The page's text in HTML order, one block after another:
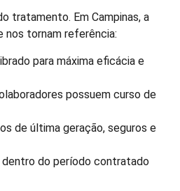
tratamento. Em Campinas, a
nos tornam referência:
para máxima eficácia e
possuem curso de
de última geração, seguros e
dentro do período contratado